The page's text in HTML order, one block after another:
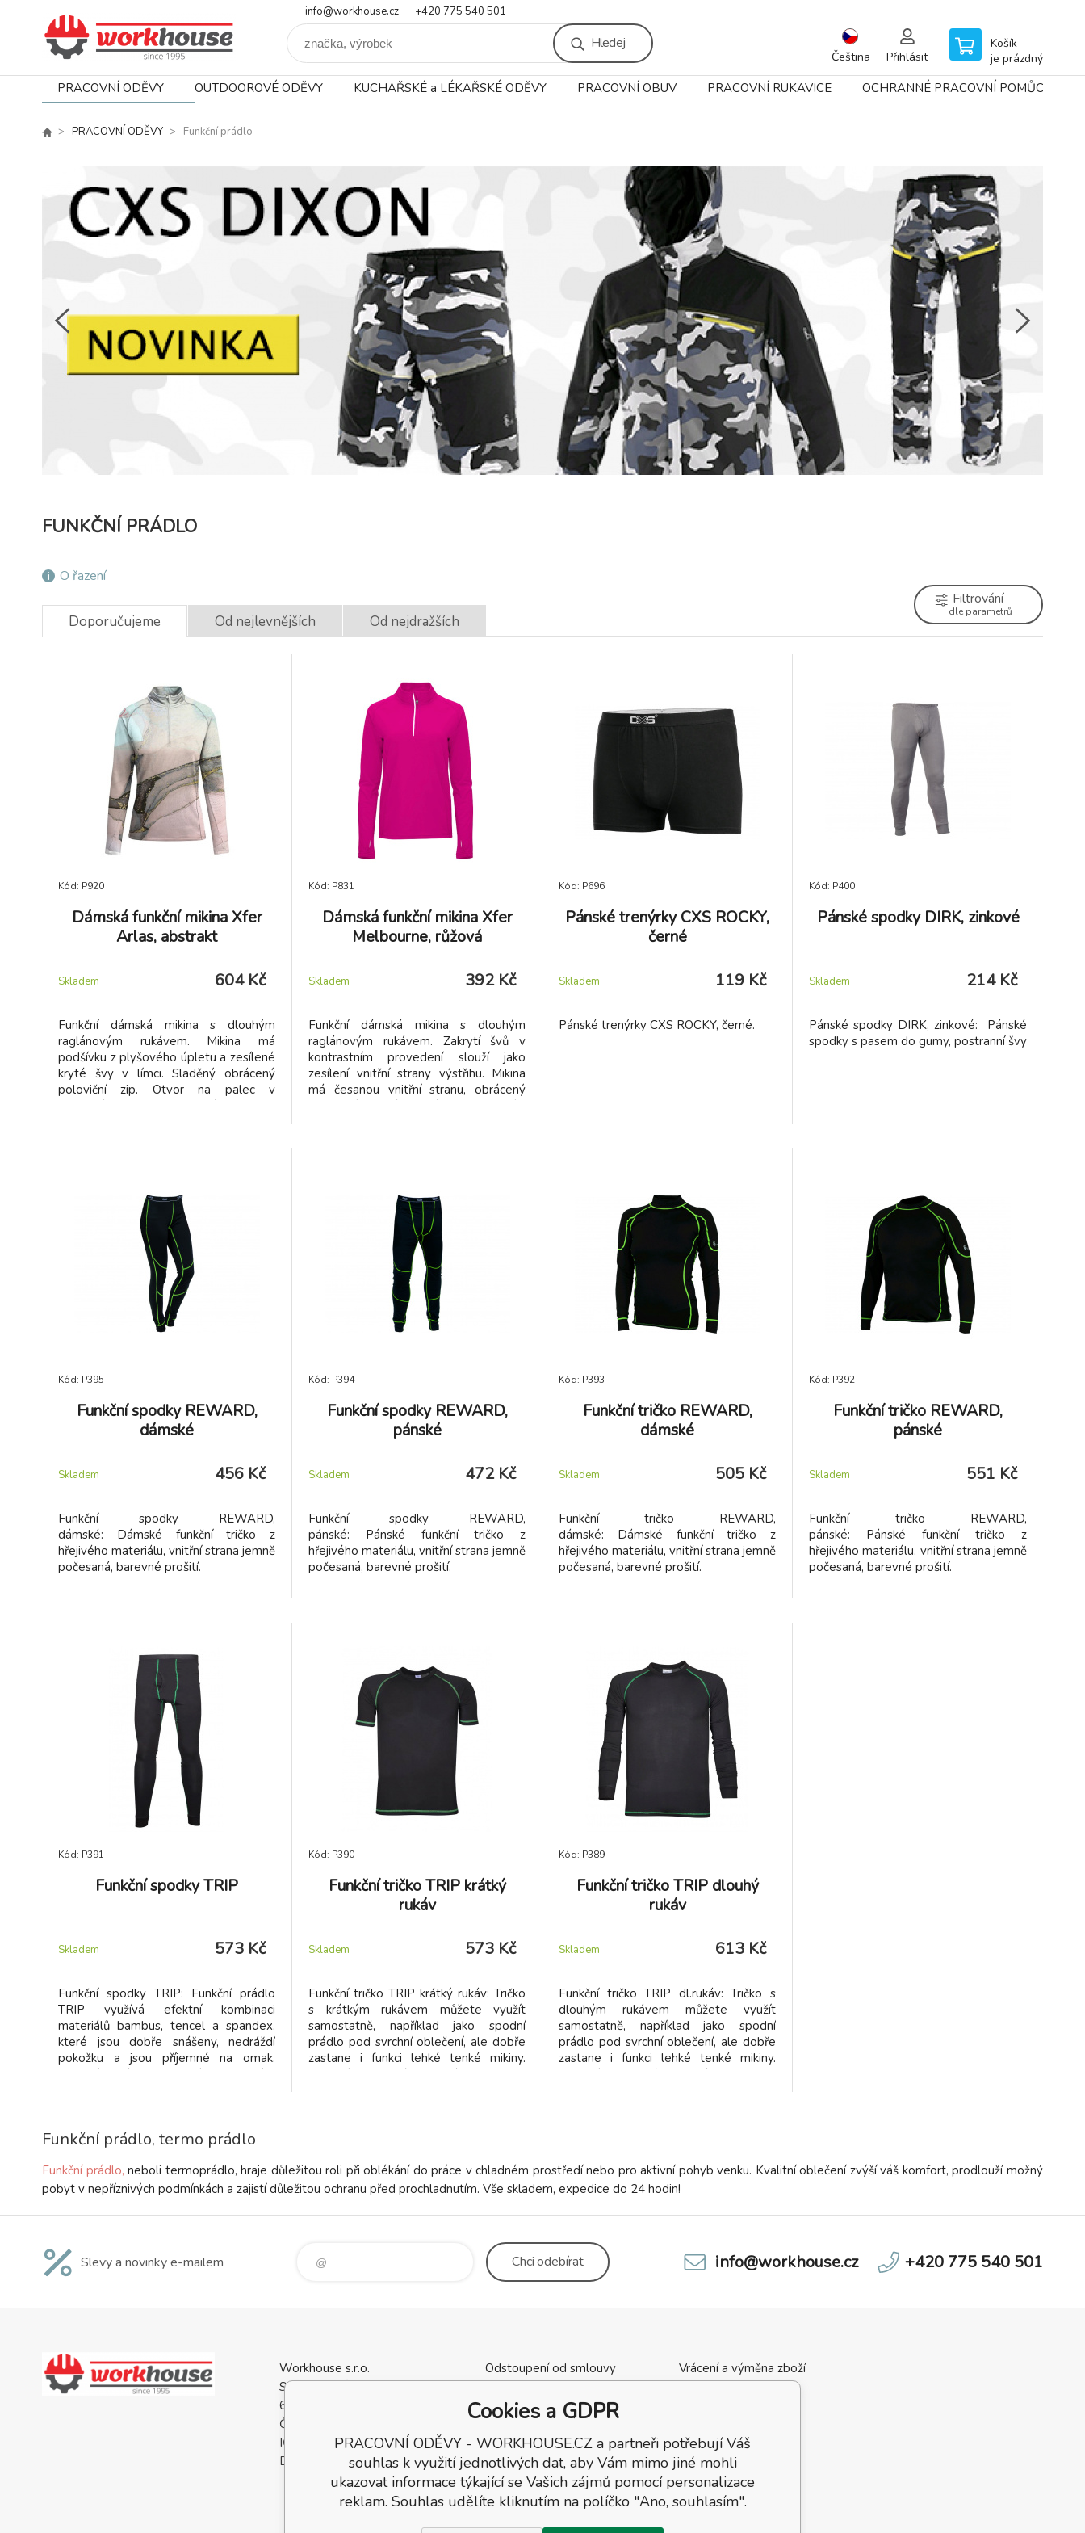
info@workhouse.cz +420 775 540 501
Hledej
Čeština Přihlásit
Košík
je prázdný
PRACOVNÍ ODĚVY OUTDOOROVÉ ODĚVY KUCHAŘSKÉ a LÉKAŘSKÉ ODĚVY PRACOVNÍ OBUV PRACOVNÍ RUKAVICE OCHRANNÉ PRACOVNÍ POMŮCKY
PRACOVNÍ ODĚVY Funkční prádlo
FUNKČNÍ PRÁDLO
O řazení
Doporučujeme Od nejlevnějších Od nejdražších
Filtrování
dle parametrů
Kód: P920
Dámská funkční mikina Xfer
Arlas, abstrakt
Skladem 604 Kč
Funkční dámská mikina s dlouhým
raglánovým rukávem. Mikina má
podšívku z plyšového úpletu a zesílené
kryté švy v límci. Sladěný obrácený
poloviční zip. Otvor na palec v
Kód: P831
Dámská funkční mikina Xfer
Melbourne, růžová
Skladem 392 Kč
Funkční dámská mikina s dlouhým
raglánovým rukávem. Zakrytí švů v
kontrastním provedení slouží jako
zesílení vnitřní strany výstřihu. Mikina
má česanou vnitřní stranu, obrácený
Kód: P696
Pánské trenýrky CXS ROCKY,
černé
Skladem 119 Kč
Pánské trenýrky CXS ROCKY, černé.
Kód: P400
Pánské spodky DIRK, zinkové
Skladem 214 Kč
Pánské spodky DIRK, zinkové: Pánské
spodky s pasem do gumy, postranní švy
Kód: P395
Funkční spodky REWARD,
dámské
Skladem 456 Kč
Funkční spodky REWARD,
dámské: Dámské funkční tričko z
hřejivého materiálu, vnitřní strana jemně
počesaná, barevné prošití.
Kód: P394
Funkční spodky REWARD,
pánské
Skladem 472 Kč
Funkční spodky REWARD,
pánské: Pánské funkční tričko z
hřejivého materiálu, vnitřní strana jemně
počesaná, barevné prošití.
Kód: P393
Funkční tričko REWARD,
dámské
Skladem 505 Kč
Funkční tričko REWARD,
dámské: Dámské funkční tričko z
hřejivého materiálu, vnitřní strana jemně
počesaná, barevné prošití.
Kód: P392
Funkční tričko REWARD,
pánské
Skladem 551 Kč
Funkční tričko REWARD,
pánské: Pánské funkční tričko z
hřejivého materiálu, vnitřní strana jemně
počesaná, barevné prošití.
Kód: P391
Funkční spodky TRIP
Skladem 573 Kč
Funkční spodky TRIP: Funkční prádlo
TRIP využívá efektní kombinaci
materiálů bambus, tencel a spandex,
které jsou dobře snášeny, nedráždí
pokožku a jsou příjemné na omak.
Kód: P390
Funkční tričko TRIP krátký
rukáv
Skladem 573 Kč
Funkční tričko TRIP krátký rukáv: Tričko
s krátkým rukávem můžete využít
samostatně, například jako spodní
prádlo pod svrchní oblečení, ale dobře
zastane i funkci lehké tenké mikiny.
Kód: P389
Funkční tričko TRIP dlouhý
rukáv
Skladem 613 Kč
Funkční tričko TRIP dl.rukáv: Tričko s
dlouhým rukávem můžete využít
samostatně, například jako spodní
prádlo pod svrchní oblečení, ale dobře
zastane i funkci lehké tenké mikiny.
Funkční prádlo, termo prádlo
Funkční prádlo, neboli termoprádlo, hraje důležitou roli při oblékání do práce v chladném prostředí nebo pro aktivní pohyb venku. Kvalitní oblečení zvýší váš komfort, prodlouží možný
pobyt v nepříznivých podmínkách a zajistí důležitou ochranu před prochladnutím. Vše skladem, expedice do 24 hodin!
Slevy a novinky e-mailem Chciodebírat info@workhouse.cz +420 775 540 501
Workhouse s.r.o.
Svatopluka Čecha 1137
688 01 Uherský Brod
Česká Republika
IČO: 05568137
DIČ: CZ05568137
Odstoupení od smlouvy
Výšivka, potisk oděvů
Reklamační podmínky
Vrácení a výměna zboží
Cookies a GDPR
PRACOVNÍ ODĚVY - WORKHOUSE.CZ a partneři potřebují Váš
souhlas k využití jednotlivých dat, aby Vám mimo jiné mohli
ukazovat informace týkající se Vašich zájmů pomocí personalizace
reklam. Souhlas udělíte kliknutím na políčko "Ano, souhlasím".